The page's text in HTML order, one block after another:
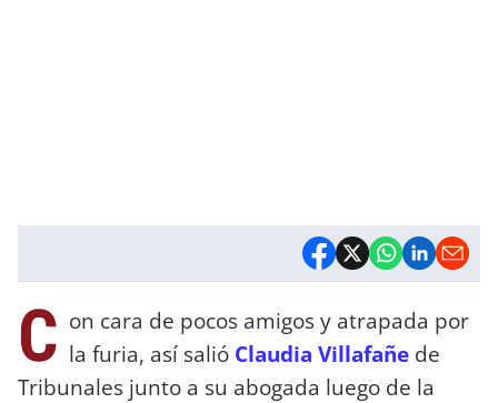
C on cara de pocos amigos y atrapada por
la furia, así salió Claudia Villafañe de
Tribunales junto a su abogada luego de la